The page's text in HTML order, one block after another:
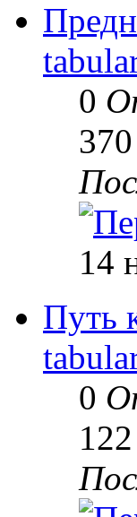
0
370
14
Путь
0
122